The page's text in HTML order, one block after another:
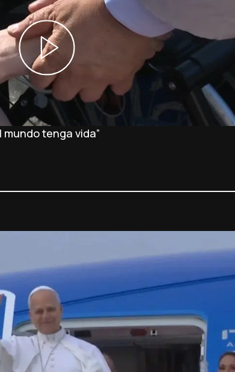
mundo tenga vida”